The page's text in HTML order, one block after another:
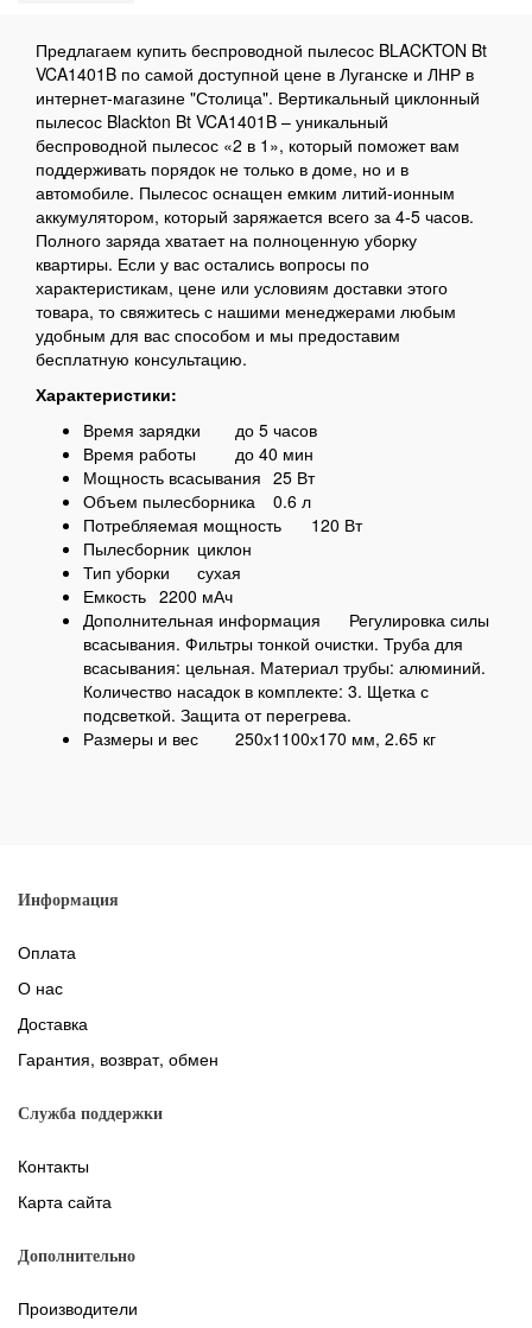
Предлагаем купить беспроводной пылесос BLACKTON Bt
VCA1401B по самой доступной цене в Луганске и ЛНР в
интернет-магазине "Столица". Вертикальный циклонный
пылесос Blackton Bt VCA1401B – уникальный
беспроводной пылесос «2 в 1», который поможет вам
поддерживать порядок не только в доме, но и в
автомобиле. Пылесос оснащен емким литий-ионным
аккумулятором, который заряжается всего за 4-5 часов.
Полного заряда хватает на полноценную уборку
квартиры. Если у вас остались вопросы по
характеристикам, цене или условиям доставки этого
товара, то свяжитесь с нашими менеджерами любым
удобным для вас способом и мы предоставим
бесплатную консультацию.
Характеристики:
Время зарядки
до 5 часов
Время работы
до 40 мин
Мощность всасывания 25 Вт
Объем пылесборника
0.6 л
Потребляемая мощность
120 Вт
Пылесборник циклон
Тип уборки
сухая
Емкость 2200 мАч
Дополнительная информация
Регулировка силы
всасывания. Фильтры тонкой очистки. Труба для
всасывания: цельная. Материал трубы: алюминий.
Количество насадок в комплекте: 3. Щетка с
подсветкой. Защита от перегрева.
Размеры и вес
250х1100х170 мм, 2.65 кг
Информация
Оплата
О нас
Доставка
Гарантия, возврат, обмен
Служба поддержки
Контакты
Карта сайта
Дополнительно
Производители